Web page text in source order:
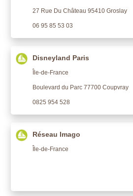
27 Rue Du Château 95410 Groslay
06 95 85 53 03
Disneyland Paris
Île-de-France
Boulevard du Parc 77700 Coupvray
0825 954 528
Réseau Imago
Île-de-France